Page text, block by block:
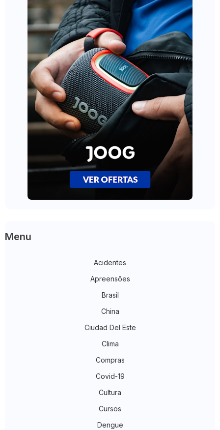
Menu
Acidentes
Apreensões
Brasil
China
Ciudad Del Este
Clima
Compras
Covid-19
Cultura
Cursos
Dengue